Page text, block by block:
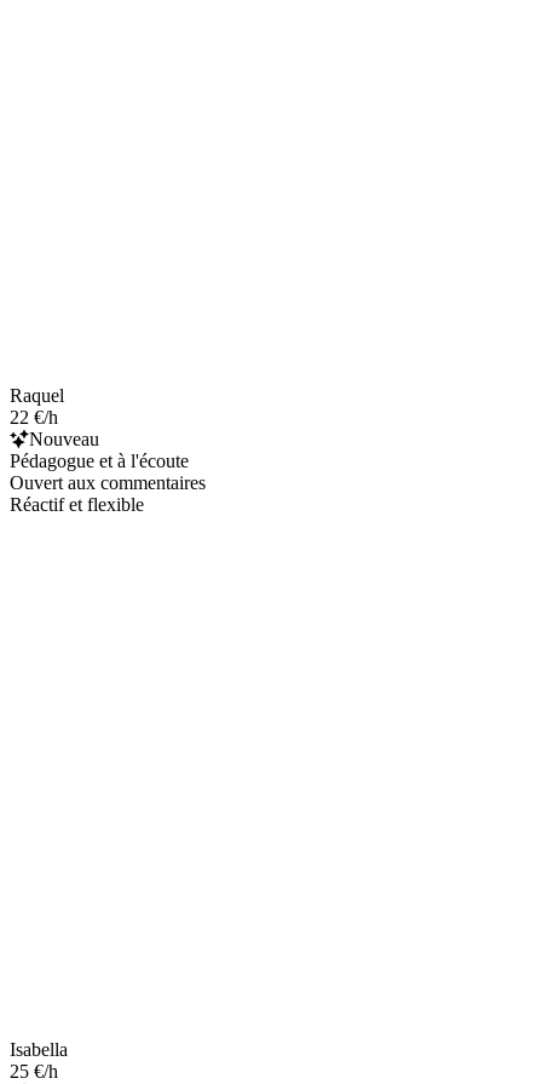
Raquel
22 €/h
Nouveau
Pédagogue et à l'écoute
Ouvert aux commentaires
Réactif et flexible
Isabella
25 €/h